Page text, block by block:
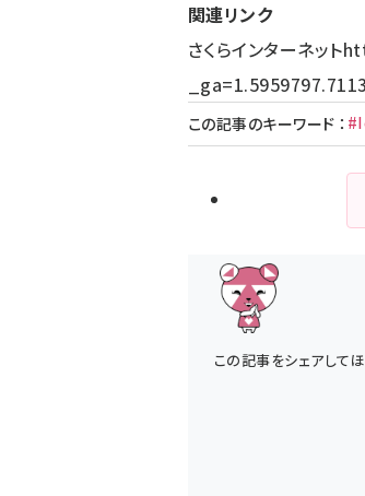
関連リンク
さくらインターネット
この記事のキーワード ：
この記事をシェアしてほ